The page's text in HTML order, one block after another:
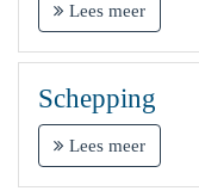
Lees meer
Schepping
Lees meer